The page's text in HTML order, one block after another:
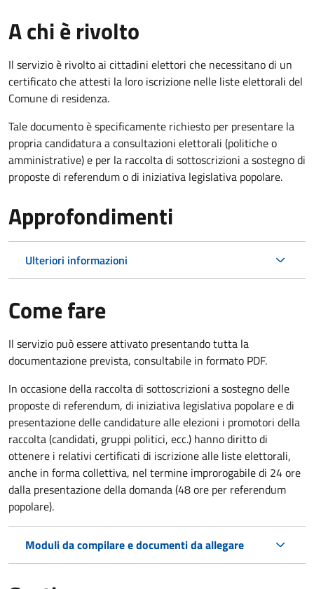
A chi è rivolto
Il servizio è rivolto ai cittadini elettori che necessitano di un
certificato che attesti la loro iscrizione nelle liste elettorali del
Comune di residenza.
Tale documento è specificamente richiesto per presentare la
propria candidatura a consultazioni elettorali (politiche o
amministrative) e per la raccolta di sottoscrizioni a sostegno di
proposte di referendum o di iniziativa legislativa popolare.
Approfondimenti
Ulteriori informazioni
Come fare
Il servizio può essere attivato presentando tutta la
documentazione prevista, consultabile in formato PDF.
In occasione della raccolta di sottoscrizioni a sostegno delle
proposte di referendum, di iniziativa legislativa popolare e di
presentazione delle candidature alle elezioni i promotori della
raccolta (candidati, gruppi politici, ecc.) hanno diritto di
ottenere i relativi certificati di iscrizione alle liste elettorali,
anche in forma collettiva, nel termine improrogabile di 24 ore
dalla presentazione della domanda (48 ore per referendum
popolare).
Moduli da compilare e documenti da allegare